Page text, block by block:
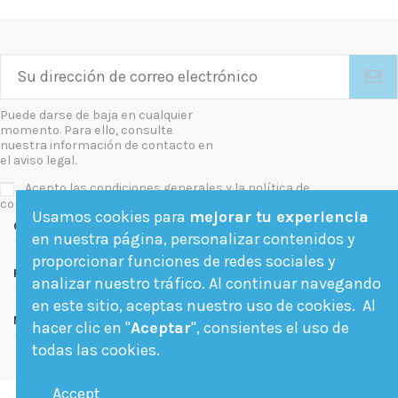
Puede darse de baja en cualquier
momento. Para ello, consulte
nuestra información de contacto en
el aviso legal.
Acepto las condiciones generales y la política de
confidencialidad
Contact us
Follow us
Newsletter
Usamos cookies para mejorar tu experiencia
en nuestra página, personalizar contenidos y
proporcionar funciones de redes sociales y
analizar nuestro tráfico. Al continuar navegando
en este sitio, aceptas nuestro uso de cookies. Al
hacer clic en "Aceptar", consientes el uso de
todas las cookies.
Accept